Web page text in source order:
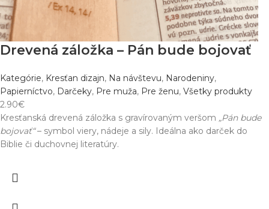
Drevená záložka – Pán bude bojovať
Kategórie, Kresťan dizajn, Na návštevu, Narodeniny,
Papierníctvo, Darčeky, Pre muža, Pre ženu, Všetky produkty
2.90€
Kresťanská drevená záložka s gravírovaným veršom „Pán bude
bojovať“– symbol viery, nádeje a sily. Ideálna ako darček do
Biblie či duchovnej literatúry.